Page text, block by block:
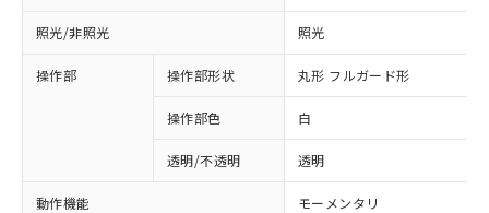
照光/非照光 照光
操作部 操作部形状 丸形 フルガード形
操作部色 白
透明/不透明 透明
動作機能 モーメンタリ